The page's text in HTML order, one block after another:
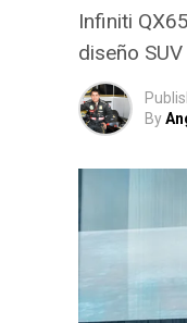
Infiniti
diseño
By